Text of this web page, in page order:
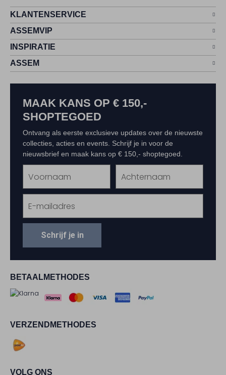
KLANTENSERVICE
ASSEMVIP
INSPIRATIE
ASSEM
BETAALMETHODES
VERZENDMETHODES
VOLG ONS
MAAK KANS OP € 150,-
SHOPTEGOED
Ontvang als eerste exclusieve updates over de nieuwste
collecties, acties en events. Schrijf je in voor de
nieuwsbrief en maak kans op € 150,- shoptegoed.
Schrijf je in